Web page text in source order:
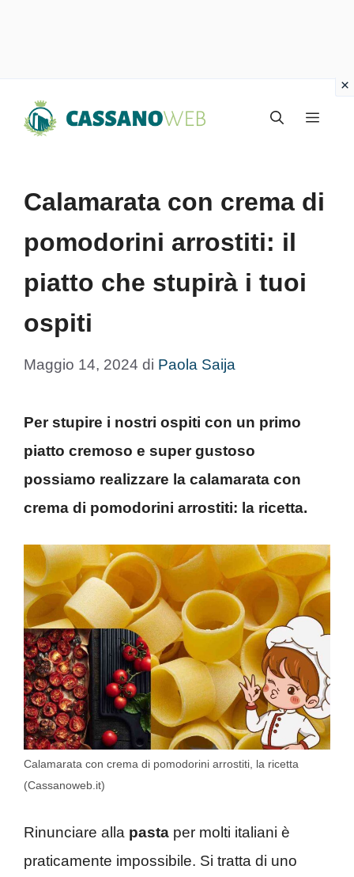
Menu
Calamarata con crema di
pomodorini arrostiti: il
piatto che stupirà i tuoi
ospiti
Maggio 14, 2024 di Paola Saija
Per stupire i nostri ospiti con un primo
piatto cremoso e super gustoso
possiamo realizzare la calamarata con
crema di pomodorini arrostiti: la ricetta.
Calamarata con crema di pomodorini arrostiti, la ricetta
(Cassanoweb.it)
Rinunciare alla pasta per molti italiani è
praticamente impossibile. Si tratta di uno